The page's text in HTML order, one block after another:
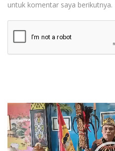
untuk komentar saya berikutnya.
Pemutar
Video